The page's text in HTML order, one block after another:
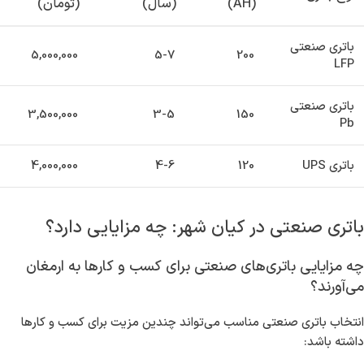
(AH) (سال) (تومان)
باتری صنعتی
LFP
200
5-7
5,000,000
باتری صنعتی
Pb
150
3-5
3,500,000
باتری UPS 120
4-6
4,000,000
باتری صنعتی در کیان شهر: چه مزایایی دارد؟
چه مزایایی باتری‌های صنعتی برای کسب و کارها به ارمغان
می‌آورند؟
انتخاب باتری صنعتی مناسب می‌تواند چندین مزیت برای کسب و کارها
داشته باشد: